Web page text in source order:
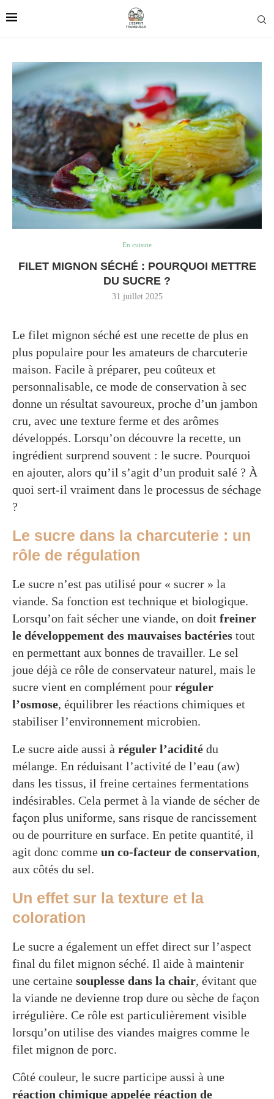
En cuisine
FILET MIGNON SÉCHÉ : POURQUOI METTRE
DU SUCRE ?
31 juillet 2025
Le filet mignon séché est une recette de plus en
plus populaire pour les amateurs de charcuterie
maison. Facile à préparer, peu coûteux et
personnalisable, ce mode de conservation à sec
donne un résultat savoureux, proche d’un jambon
cru, avec une texture ferme et des arômes
développés. Lorsqu’on découvre la recette, un
ingrédient surprend souvent : le sucre. Pourquoi
en ajouter, alors qu’il s’agit d’un produit salé ? À
quoi sert-il vraiment dans le processus de séchage
?
Le sucre dans la charcuterie : un
rôle de régulation
Le sucre n’est pas utilisé pour « sucrer » la
viande. Sa fonction est technique et biologique.
Lorsqu’on fait sécher une viande, on doit freiner
le développement des mauvaises bactéries tout
en permettant aux bonnes de travailler. Le sel
joue déjà ce rôle de conservateur naturel, mais le
sucre vient en complément pour réguler
l’osmose, équilibrer les réactions chimiques et
stabiliser l’environnement microbien.
Le sucre aide aussi à réguler l’acidité du
mélange. En réduisant l’activité de l’eau (aw)
dans les tissus, il freine certaines fermentations
indésirables. Cela permet à la viande de sécher de
façon plus uniforme, sans risque de rancissement
ou de pourriture en surface. En petite quantité, il
agit donc comme un co-facteur de conservation,
aux côtés du sel.
Un effet sur la texture et la
coloration
Le sucre a également un effet direct sur l’aspect
final du filet mignon séché. Il aide à maintenir
une certaine souplesse dans la chair, évitant que
la viande ne devienne trop dure ou sèche de façon
irrégulière. Ce rôle est particulièrement visible
lorsqu’on utilise des viandes maigres comme le
filet mignon de porc.
Côté couleur, le sucre participe aussi à une
réaction chimique appelée réaction de